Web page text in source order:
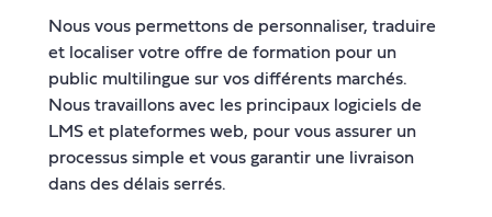
Nous vous permettons de personnaliser, traduire
et localiser votre offre de formation pour un
public multilingue sur vos différents marchés.
Nous travaillons avec les principaux logiciels de
LMS et plateformes web, pour vous assurer un
processus simple et vous garantir une livraison
dans des délais serrés.